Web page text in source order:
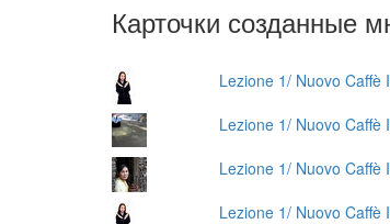
Карточки созданные
Lezione 1/ Nuovo Caffè
Lezione 1/ Nuovo Caffè
Lezione 1/ Nuovo Caffè
Lezione 1/ Nuovo Caffè